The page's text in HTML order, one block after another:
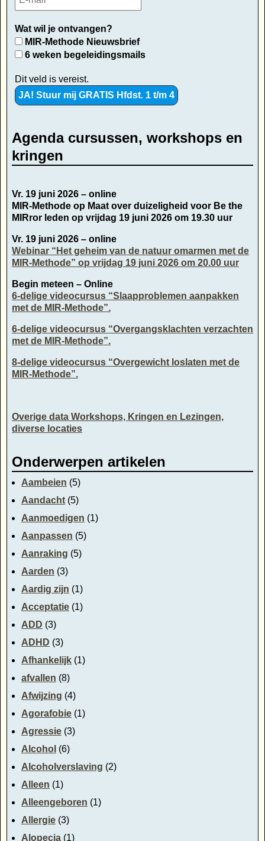
Wat wil je ontvangen?
MIR-Methode Nieuwsbrief
6 weken begeleidingsmails
Dit veld is vereist.
Agenda cursussen, workshops en
kringen
Vr. 19 juni 2026 – online
MIR-Methode op Maat over duizeligheid voor Be the
MIRror leden op vrijdag 19 juni 2026 om 19.30 uur
Vr. 19 juni 2026 – online
Webinar “Het geheim van de natuur omarmen met de
MIR-Methode” op vrijdag 19 juni 2026 om 20.00 uur
Begin meteen – Online
6-delige videocursus “Slaapproblemen aanpakken
met de MIR-Methode”.
6-delige videocursus “Overgangsklachten verzachten
met de MIR-Methode”.
8-delige videocursus “Overgewicht loslaten met de
MIR-Methode”.
Overige data Workshops, Kringen en Lezingen,
diverse locaties
Onderwerpen artikelen
Aambeien (5)
Aandacht (5)
Aanmoedigen (1)
Aanpassen (5)
Aanraking (5)
Aarden (3)
Aardig zijn (1)
Acceptatie (1)
ADD (3)
ADHD (3)
Afhankelijk (1)
afvallen (8)
Afwijzing (4)
Agorafobie (1)
Agressie (3)
Alcohol (6)
Alcoholverslaving (2)
Alleen (1)
Alleengeboren (1)
Allergie (3)
Alopecia (1)